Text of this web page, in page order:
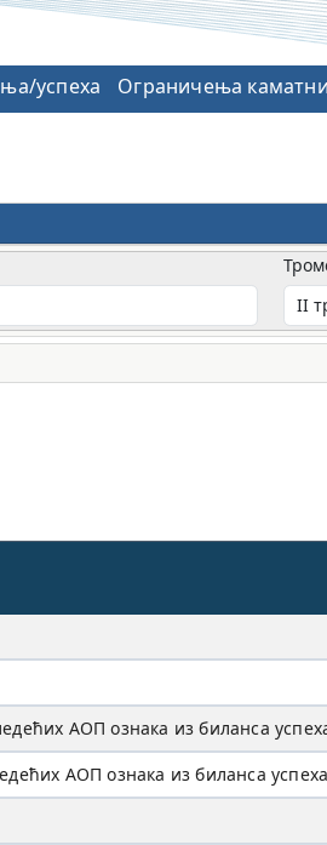
успеха Ограничења
AOП ознака из биланса
AOП ознака из биланса